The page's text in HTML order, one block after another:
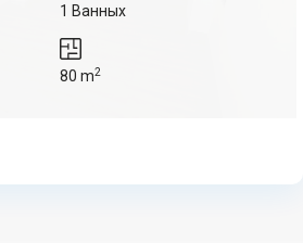
1 Ванных
80 m2